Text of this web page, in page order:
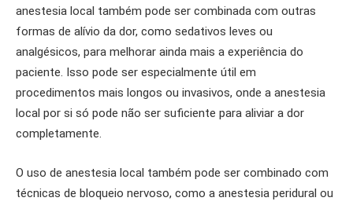
anestesia local também pode ser combinada com outras
formas de alívio da dor, como sedativos leves ou
analgésicos, para melhorar ainda mais a experiência do
paciente. Isso pode ser especialmente útil em
procedimentos mais longos ou invasivos, onde a anestesia
local por si só pode não ser suficiente para aliviar a dor
completamente.
O uso de anestesia local também pode ser combinado com
técnicas de bloqueio nervoso, como a anestesia peridural ou